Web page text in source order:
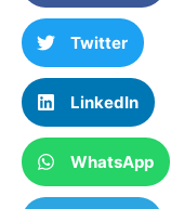
Twitter
LinkedIn
WhatsApp